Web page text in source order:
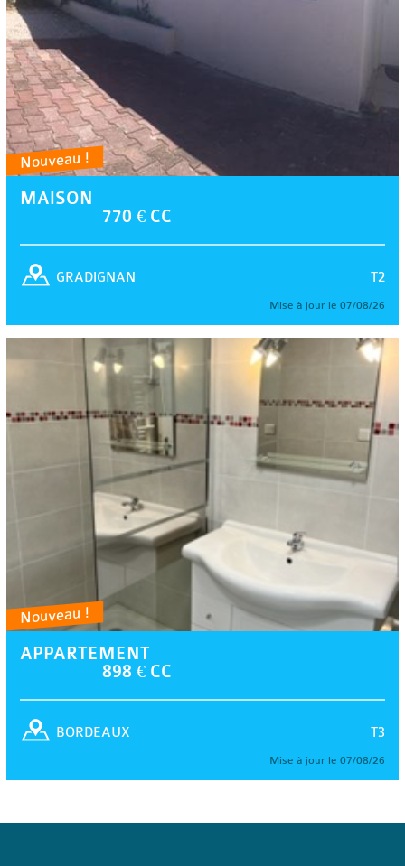
Nouveau !
MAISON
770 € CC
T2
GRADIGNAN
Mise à jour le 07/08/26
Nouveau !
APPARTEMENT
898 € CC
T3
BORDEAUX
Mise à jour le 07/08/26